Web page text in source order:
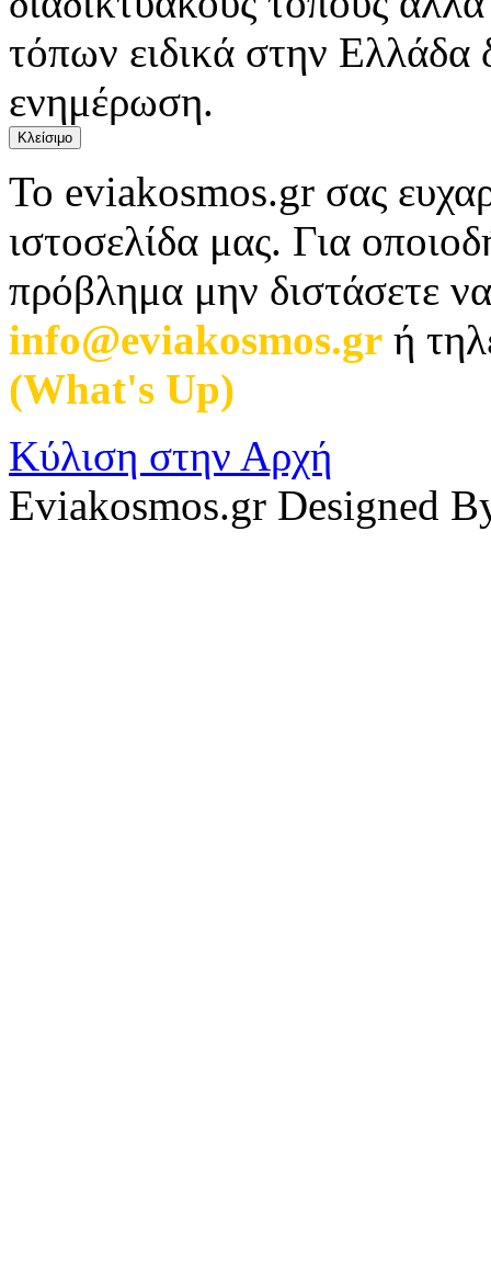
τόπων ειδικά στην Ελλάδα
ενημέρωση.
Κλείσιμο
Το eviakosmos.gr σας
ιστοσελίδα μας. Για
πρόβλημα μην διστάσετε
info@eviakosmos.gr ή
(What's Up)
Κύλιση στην Αρχή
Eviakosmos.gr Designed